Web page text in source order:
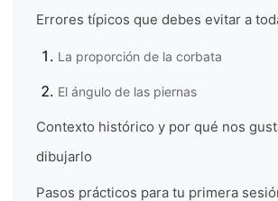
Errores típicos que debes evitar a
La proporción de la corbata
El ángulo de las piernas
Contexto histórico y por qué nos
dibujarlo
Pasos prácticos para tu primera